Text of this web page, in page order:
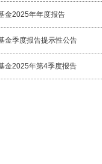
金2025年年度报告
金季度报告提示性公告
金2025年第4季度报告